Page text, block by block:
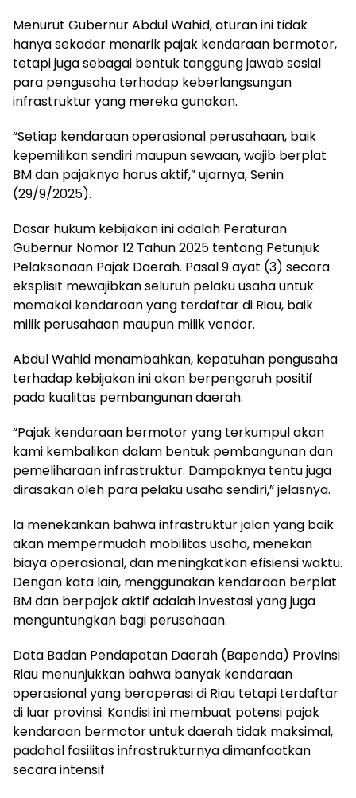
Menurut Gubernur Abdul Wahid, aturan ini tidak
hanya sekadar menarik pajak kendaraan bermotor,
tetapi juga sebagai bentuk tanggung jawab sosial
para pengusaha terhadap keberlangsungan
infrastruktur yang mereka gunakan.
“Setiap kendaraan operasional perusahaan, baik
kepemilikan sendiri maupun sewaan, wajib berplat
BM dan pajaknya harus aktif,” ujarnya, Senin
(29/9/2025).
Dasar hukum kebijakan ini adalah Peraturan
Gubernur Nomor 12 Tahun 2025 tentang Petunjuk
Pelaksanaan Pajak Daerah. Pasal 9 ayat (3) secara
eksplisit mewajibkan seluruh pelaku usaha untuk
memakai kendaraan yang terdaftar di Riau, baik
milik perusahaan maupun milik vendor.
Abdul Wahid menambahkan, kepatuhan pengusaha
terhadap kebijakan ini akan berpengaruh positif
pada kualitas pembangunan daerah.
“Pajak kendaraan bermotor yang terkumpul akan
kami kembalikan dalam bentuk pembangunan dan
pemeliharaan infrastruktur. Dampaknya tentu juga
dirasakan oleh para pelaku usaha sendiri,” jelasnya.
Ia menekankan bahwa infrastruktur jalan yang baik
akan mempermudah mobilitas usaha, menekan
biaya operasional, dan meningkatkan efisiensi waktu.
Dengan kata lain, menggunakan kendaraan berplat
BM dan berpajak aktif adalah investasi yang juga
menguntungkan bagi perusahaan.
Data Badan Pendapatan Daerah (Bapenda) Provinsi
Riau menunjukkan bahwa banyak kendaraan
operasional yang beroperasi di Riau tetapi terdaftar
di luar provinsi. Kondisi ini membuat potensi pajak
kendaraan bermotor untuk daerah tidak maksimal,
padahal fasilitas infrastrukturnya dimanfaatkan
secara intensif.